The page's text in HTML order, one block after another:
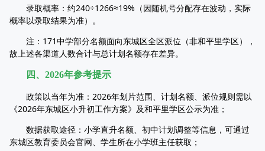
录取概率：约240÷1266≈19%（因随机号分配存在波动，实际
概率以录取结果为准）。​
注：171中学部分名额面向东城区全区派位（非和平里学区），
故上述各渠道人数合计与总计划名额存在差异。​
四、2026年参考提示​
政策以当年为准：2026年划片范围、计划名额、派位规则需以
《2026年东城区小升初工作方案》及和平里学区公示为准；​
数据获取途径：小学直升名额、初中计划调整等信息，可通过
东城区教育委员会官网、学生所在小学班主任获取；​